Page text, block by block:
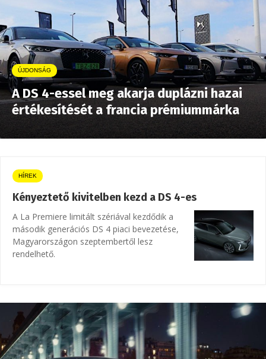
ÚJDONSÁG
A DS 4-essel meg akarja duplázni hazai
értékesítését a francia prémiummárka
HÍREK
Kényeztető kivitelben kezd a DS 4-es
A La Premiere limitált szériával kezdődik a
második generációs DS 4 piaci bevezetése,
Magyarországon szeptembertől lesz
rendelhető.